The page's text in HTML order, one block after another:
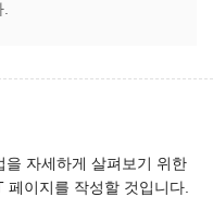
.
을 자세하게 살펴보기 위한
페이지를 작성할 것입니다.